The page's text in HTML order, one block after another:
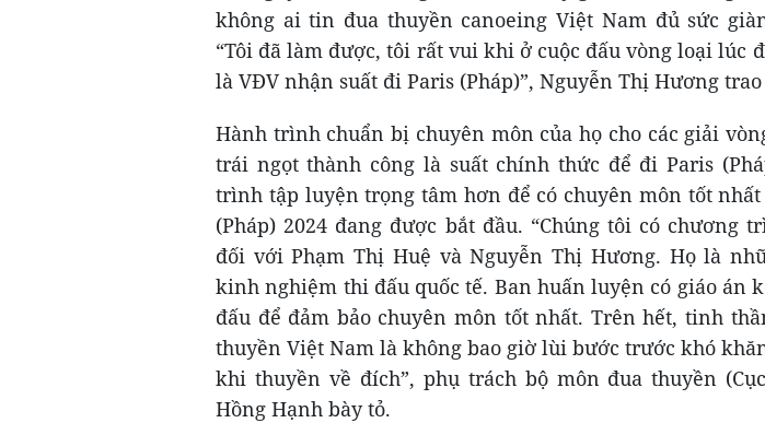
không ai tin đua thuyền canoeing Việt Nam đủ sức
“Tôi đã làm được, tôi rất vui khi ở cuộc đấu vòng loại lúc
là VĐV nhận suất đi Paris (Pháp)”, Nguyễn Thị Hương
Hành trình chuẩn bị chuyên môn của họ cho các giải
trái ngọt thành công là suất chính thức để đi Paris
trình tập luyện trọng tâm hơn để có chuyên môn tốt
(Pháp) 2024 đang được bắt đầu. “Chúng tôi có chương
đối với Phạm Thị Huệ và Nguyễn Thị Hương. Họ là
kinh nghiệm thi đấu quốc tế. Ban huấn luyện có giáo án
đấu để đảm bảo chuyên môn tốt nhất. Trên hết, tinh
thuyền Việt Nam là không bao giờ lùi bước trước khó
khi thuyền về đích”, phụ trách bộ môn đua thuyền
Hồng Hạnh bày tỏ.